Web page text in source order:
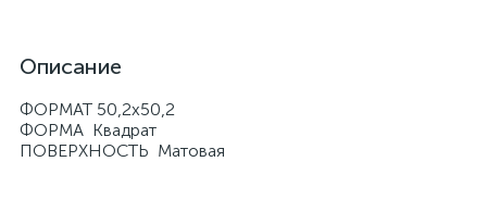
Описание
ФОРМАТ 50,2х50,2
ФОРМА Квадрат
ПОВЕРХНОСТЬ Матовая